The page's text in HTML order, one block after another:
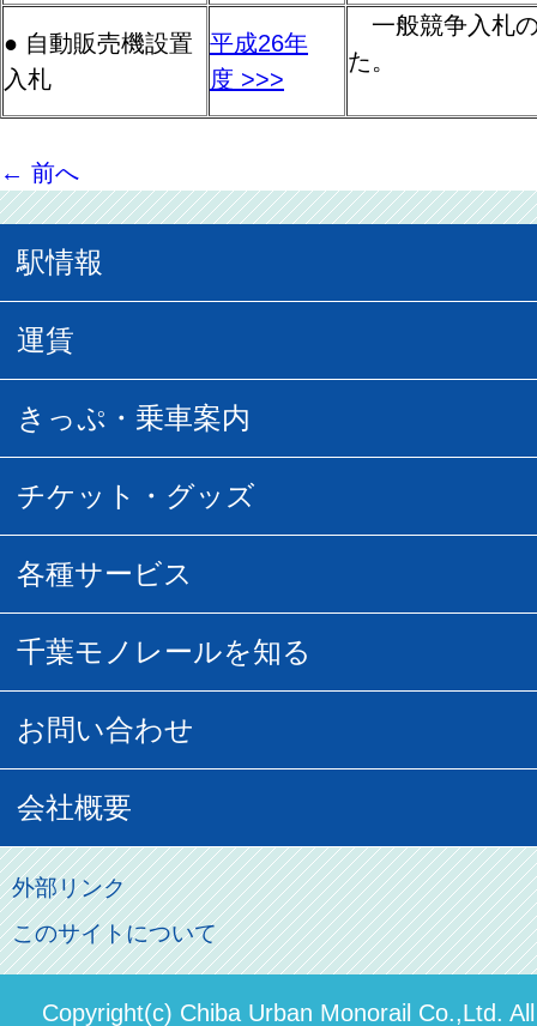
● 自動販売機設置
入札
平成26年
度 >>>
一般競争入札
た。
← 前へ
駅情報
駅情報
所要時間
空の散歩道
URBAN FLYER時刻表
運賃
普通運賃
団体乗車
貸切列車
きっぷ・乗車案内
乗車券の種類
フリーきっぷ
記念切符
割引制度
その他のご案内
パスモのご案内
チケット・グッズ
駅窓口販売チケット
葭川となみグッズ
初音ミクグッズ
俺の妹。
各種サービス
モノちゃんトラベル
広告募集
直営駐車場パーク＆ライド
ステーションギャラリー
千葉モノレールを知る
営業距離世界最長
モノちゃん
お問い合わせ
お客様の声
よくあるご質問
お問い合わせ先
会社概要
会社概要
社長ごあいさつ
決算概要
外部リンク
このサイトについて
Copyright(c) Chiba Urban Monorail Co.,Ltd.